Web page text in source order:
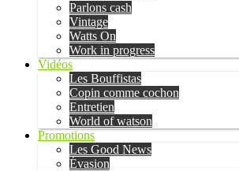
Parlons cash
Vintage
Watts On
Work in progress
Vidéos
Les Bouffistas
Copin comme cochon
Entretien
World of watson
Promotions
Les Good News
Évasion